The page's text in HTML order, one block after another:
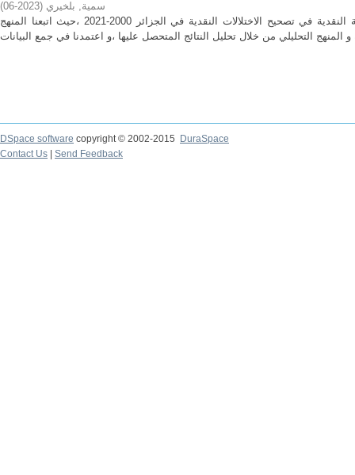
سمية, بلخيري (
2023-06
)
هدفت الدراسة للبحث عن فعالية السياسة النقدية في تصحيح الاختلالات النقدية في الجزائر 2000-2021 ،حيث اتبعنا المنهج
DSpace software copyright © 2002-2015
DuraSpace
Contact Us
Send Feedback